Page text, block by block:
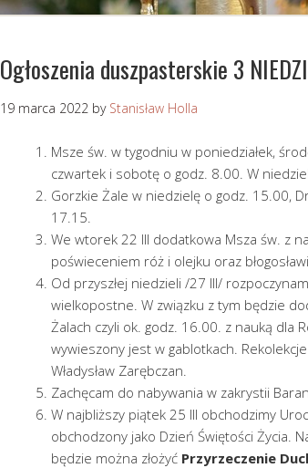
Ogłoszenia duszpasterskie 3
19 marca 2022 by Stanisław Holla
Msze św. w tygodniu w poniedziałek,
czwartek i sobotę o godz. 8.00. W
Gorzkie Żale w niedzielę o godz. 15.00,
17.15.
We wtorek 22 III dodatkowa Msza św. z
poświeceniem róż i olejku oraz
Od przyszłej niedzieli /27 III/
wielkopostne. W związku z tym będzie
Żalach czyli ok. godz. 16.00. z nauką dla
wywieszony jest w gablotkach.
Władysław Zarębczan.
Zachęcam do nabywania w zakrystii
W najbliższy piątek 25 III obchodzimy
obchodzony jako Dzień Świętości Życia.
będzie można złożyć Przyrzeczenie